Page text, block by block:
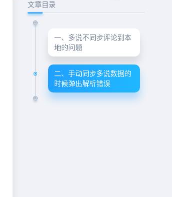
文章目录
一、多说不同步评论到本
地的问题
二、手动同步多说数据的
时候弹出解析错误